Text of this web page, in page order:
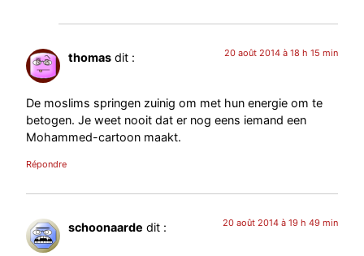
thomas dit : 20 août 2014 à 18 h 15 min
De moslims springen zuinig om met hun energie om te
betogen. Je weet nooit dat er nog eens iemand een
Mohammed-cartoon maakt.
Répondre
schoonaarde dit : 20 août 2014 à 19 h 49 min